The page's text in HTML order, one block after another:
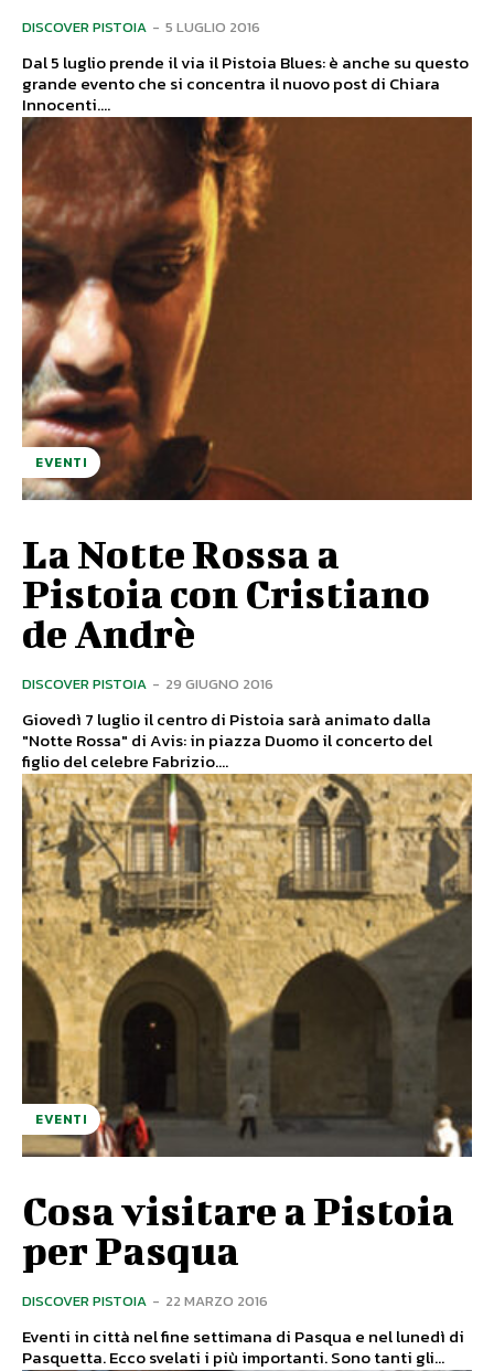
DISCOVER PISTOIA - 5 LUGLIO 2016
Dal 5 luglio prende il via il Pistoia Blues: è anche su questo
grande evento che si concentra il nuovo post di Chiara
Innocenti....
EVENTI
La Notte Rossa a
Pistoia con Cristiano
de Andrè
DISCOVER PISTOIA - 29 GIUGNO 2016
Giovedì 7 luglio il centro di Pistoia sarà animato dalla
"Notte Rossa" di Avis: in piazza Duomo il concerto del
figlio del celebre Fabrizio....
EVENTI
Cosa visitare a Pistoia
per Pasqua
DISCOVER PISTOIA - 22 MARZO 2016
Eventi in città nel fine settimana di Pasqua e nel lunedì di
Pasquetta. Ecco svelati i più importanti. Sono tanti gli...